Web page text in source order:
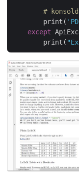
#
        print(
except
        print(